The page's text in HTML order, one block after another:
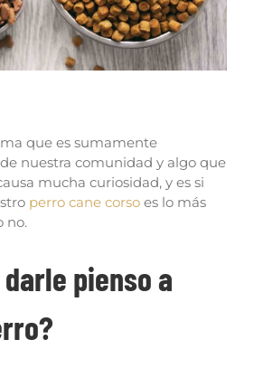
que es sumamente
nuestra comunidad y algo que
mucha curiosidad, y es si
perro cane corso es lo más
no.
pienso a